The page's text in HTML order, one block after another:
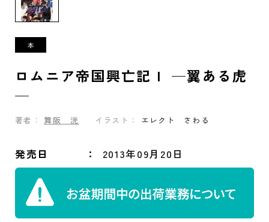
ロムニア帝国興亡記Ｉ ─翼ある虎
─
著者： 舞阪 洸 イラスト： エレクト さわる
発売日 2013年09月20日